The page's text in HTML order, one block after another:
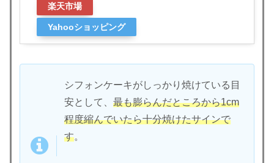
楽天市場
Yahooショッピング
シフォンケーキがしっかり焼けている目
安として、 最も膨らんだところから1cm
程度縮んでいたら十分焼けたサインで
す。